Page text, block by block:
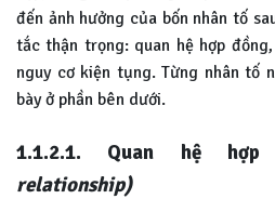
đến ảnh hưởng của bốn nhân tố
tắc thận trọng: quan hệ hợp
nguy cơ kiện tụng. Từng nhân tố
bày ở phần bên dưới.
1.1.2.1. Quan hệ
relationship)